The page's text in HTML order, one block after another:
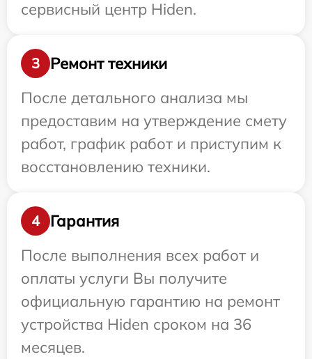
сервисный центр Hiden.
3
Ремонт техники
После детального анализа мы
предоставим на утверждение смету
работ, график работ и приступим к
восстановлению техники.
4
Гарантия
После выполнения всех работ и
оплаты услуги Вы получите
официальную гарантию на ремонт
устройства Hiden сроком на 36
месяцев.